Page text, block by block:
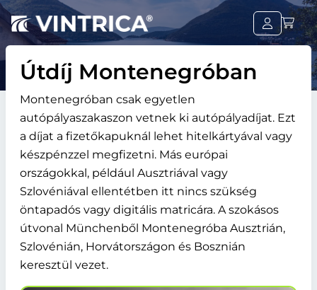
Útdíj Montenegróban
Montenegróban csak egyetlen
autópályaszakaszon vetnek ki autópályadíjat. Ezt
a díjat a fizetőkapuknál lehet hitelkártyával vagy
készpénzzel megfizetni. Más európai
országokkal, például Ausztriával vagy
Szlovéniával ellentétben itt nincs szükség
öntapadós vagy digitális matricára. A szokásos
útvonal Münchenből Montenegróba Ausztrián,
Szlovénián, Horvátországon és Bosznián
keresztül vezet.